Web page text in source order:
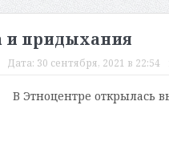
и придыхания
Дата: 30 сентября, 2021 в 22:54
В Этноцентре открылась